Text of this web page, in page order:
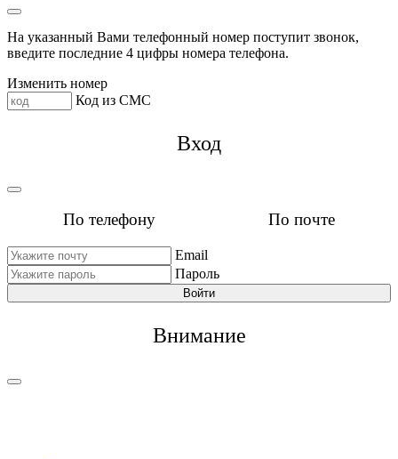
На указанный Вами телефонный номер поступит звонок,
введите последние 4 цифры номера телефона.
Изменить номер
Код из СМС
Вход
По телефону По почте
Email
Пароль
Войти
Внимание